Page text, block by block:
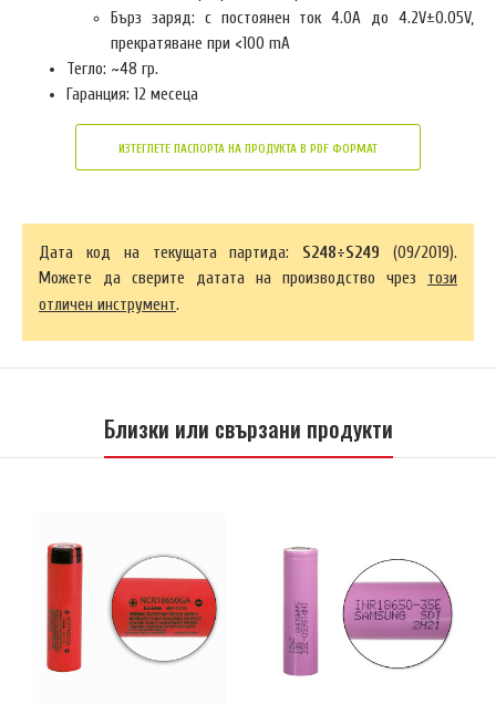
Бърз заряд: с постоянен ток 4.0A до 4.2V±0.05V,
прекратяване при <100 mA
Тегло: ~48 гр.
Гаранция: 12 месеца
ИЗТЕГЛЕТЕ ПАСПОРТА НА ПРОДУКТА В PDF ФОРМАТ
Дата код на текущата партида: S248÷S249 (09/2019).
Можете да сверите датата на производство чрез този
отличен инструмент.
Близки или свързани продукти